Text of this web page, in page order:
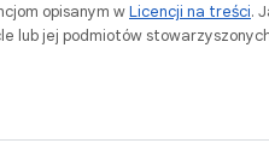
opisanym wLicencji na treści.
lub jej podmiotów